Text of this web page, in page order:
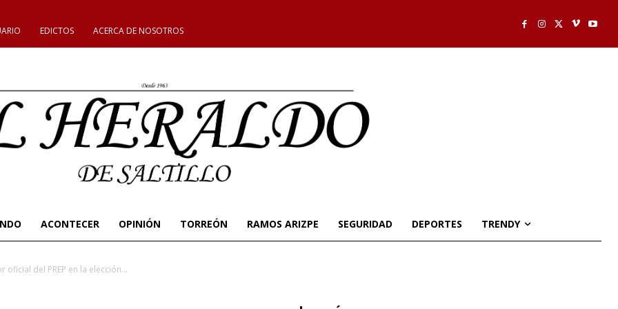
EDICTOS ACERCA DE NOSOTROS
ACONTECER OPINIÓN TORREÓN RAMOS ARIZPE SEGURIDAD DEPORTES TRENDY
del PREP en la elección...